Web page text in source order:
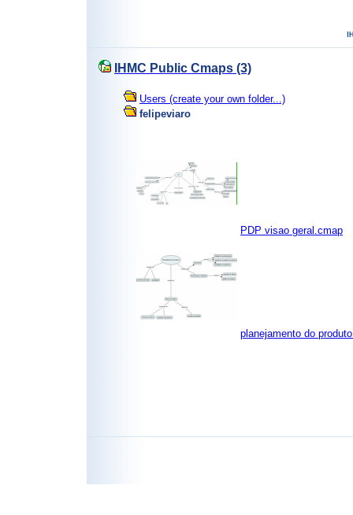
IHMC Public Cmaps (3)
Users (create your own folder...)
felipeviaro
PDP visao geral.cmap
planejamento do